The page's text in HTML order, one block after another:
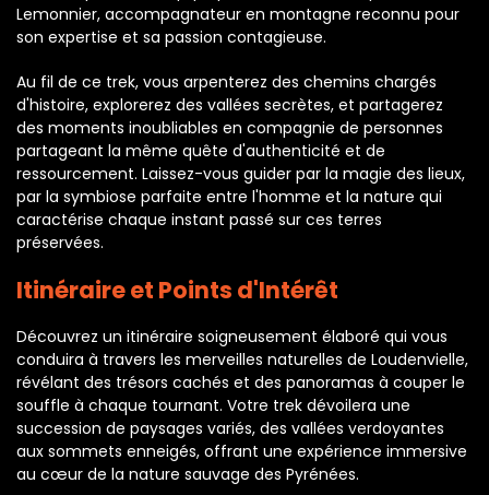
Lemonnier, accompagnateur en montagne reconnu pour
son expertise et sa passion contagieuse.
Au fil de ce trek, vous arpenterez des chemins chargés
d'histoire, explorerez des vallées secrètes, et partagerez
des moments inoubliables en compagnie de personnes
partageant la même quête d'authenticité et de
ressourcement. Laissez-vous guider par la magie des lieux,
par la symbiose parfaite entre l'homme et la nature qui
caractérise chaque instant passé sur ces terres
préservées.
Itinéraire et Points d'Intérêt
Découvrez un itinéraire soigneusement élaboré qui vous
conduira à travers les merveilles naturelles de Loudenvielle,
révélant des trésors cachés et des panoramas à couper le
souffle à chaque tournant. Votre trek dévoilera une
succession de paysages variés, des vallées verdoyantes
aux sommets enneigés, offrant une expérience immersive
au cœur de la nature sauvage des Pyrénées.